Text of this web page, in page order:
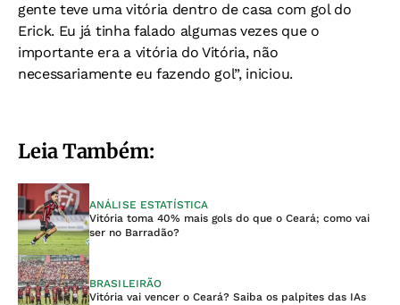
gente teve uma vitória dentro de casa com gol do
Erick. Eu já tinha falado algumas vezes que o
importante era a vitória do Vitória, não
necessariamente eu fazendo gol”, iniciou.
Leia Também:
ANÁLISE ESTATÍSTICA
Vitória toma 40% mais gols do que o Ceará; como vai
ser no Barradão?
BRASILEIRÃO
Vitória vai vencer o Ceará? Saiba os palpites das IAs